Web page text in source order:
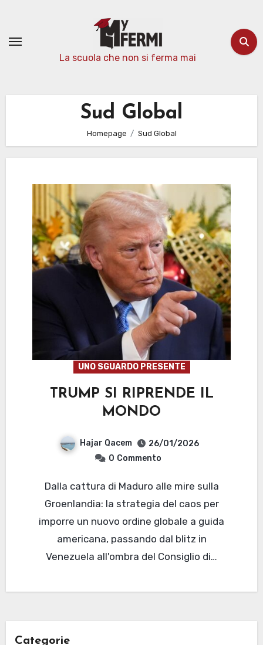
contenuto
La scuola che non si ferma mai
Sud Global
Homepage Sud Global
UNO SGUARDO PRESENTE
TRUMP SI RIPRENDE IL
MONDO
Hajar Qacem
26/01/2026
0 Commento
Dalla cattura di Maduro alle mire sulla
Groenlandia: la strategia del caos per
imporre un nuovo ordine globale a guida
americana, passando dal blitz in
Venezuela all'ombra del Consiglio di…
Categorie